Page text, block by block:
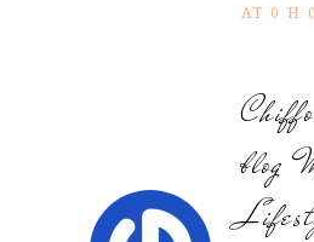
AT 0 H
blog